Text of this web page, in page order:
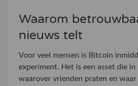
Waarom
nieuws telt
Voor veel mensen is Bitcoin
experiment. Het is een asset die
waarover vrienden praten en